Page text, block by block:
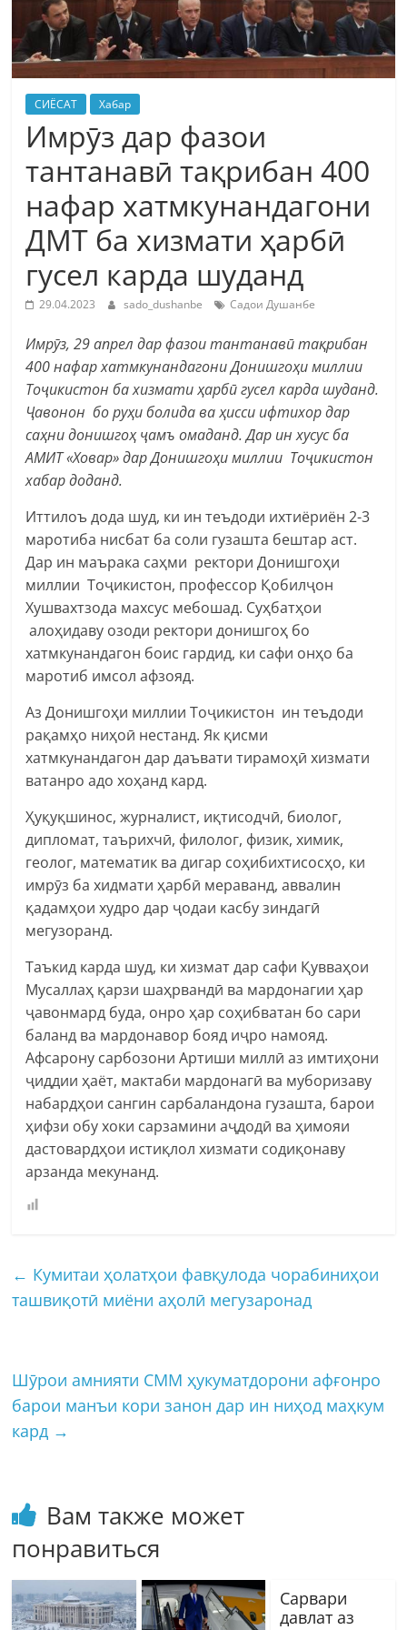
СИЁСАТ Хабар
Имрӯз дар фазои
тантанавӣ тақрибан 400
нафар хатмкунандагони
ДМТ ба хизмати ҳарбӣ
гусел карда шуданд
29.04.2023 sado_dushanbe Садои Душанбе
Имрӯз, 29 апрел дар фазои тантанавӣ тақрибан
400 нафар хатмкунандагони Донишгоҳи миллии
Тоҷикистон ба хизмати ҳарбӣ гусел карда шуданд.
Ҷавонон бо руҳи болида ва ҳисси ифтихор дар
саҳни донишгоҳ ҷамъ омаданд. Дар ин хусус ба
АМИТ «Ховар» дар Донишгоҳи миллии Тоҷикистон
хабар доданд.
Иттилоъ дода шуд, ки ин теъдоди ихтиёриён 2-3
маротиба нисбат ба соли гузашта бештар аст.
Дар ин маърака саҳми ректори Донишгоҳи
миллии Тоҷикистон, профессор Қобилҷон
Хушвахтзода махсус мебошад. Суҳбатҳои
алоҳидаву озоди ректори донишгоҳ бо
хатмкунандагон боис гардид, ки сафи онҳо ба
маротиб имсол афзояд.
Аз Донишгоҳи миллии Тоҷикистон ин теъдоди
рақамҳо ниҳоӣ нестанд. Як қисми
хатмкунандагон дар даъвати тирамоҳӣ хизмати
ватанро адо хоҳанд кард.
Ҳуқуқшинос, журналист, иқтисодчӣ, биолог,
дипломат, таърихчӣ, филолог, физик, химик,
геолог, математик ва дигар соҳибихтисосҳо, ки
имрӯз ба хидмати ҳарбӣ мераванд, аввалин
қадамҳои худро дар ҷодаи касбу зиндагӣ
мегузоранд.
Таъкид карда шуд, ки хизмат дар сафи Қувваҳои
Мусаллаҳ қарзи шаҳрвандӣ ва мардонагии ҳар
ҷавонмард буда, онро ҳар соҳибватан бо сари
баланд ва мардонавор бояд иҷро намояд.
Афсарону сарбозони Артиши миллӣ аз имтиҳони
ҷиддии ҳаёт, мактаби мардонагӣ ва муборизаву
набардҳои сангин сарбаландона гузашта, барои
ҳифзи обу хоки сарзамини аҷдодӣ ва ҳимояи
дастовардҳои истиқлол хизмати содиқонаву
арзанда мекунанд.
← Кумитаи ҳолатҳои фавқулода чорабиниҳои
ташвиқотӣ миёни аҳолӣ мегузаронад
Шӯрои амнияти СММ ҳукуматдорони афғонро
барои манъи кори занон дар ин ниҳод маҳкум
кард →
Вам также может
понравиться
Сарвари
давлат аз